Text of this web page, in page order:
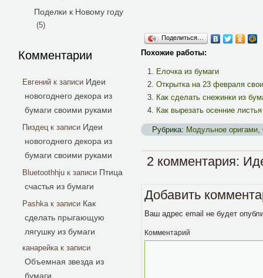
Поделки к Новому году
(5)
Комментарии
Евгений к записи Идеи
новогоднего декора из
бумаги своими руками
Пиздец к записи Идеи
новогоднего декора из
бумаги своими руками
Bluetoothhju к записи Птица
счастья из бумаги
Pashkaк записи Как
сделать прыгающую
лягушку из бумаги
канарейкак записи
Объемная звезда из
бумаги
Поделиться…
Похожие работы:
Елочка из бумаги
Открытка на 23 февраля
Как сделать снежинки из
Как вырезать осенние
Рубрика: Модульное оригами,
2 комментария:
Добавить
Ваш адрес email не будет
Комментарий